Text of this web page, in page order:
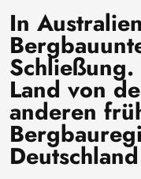
In
Land von
anderen